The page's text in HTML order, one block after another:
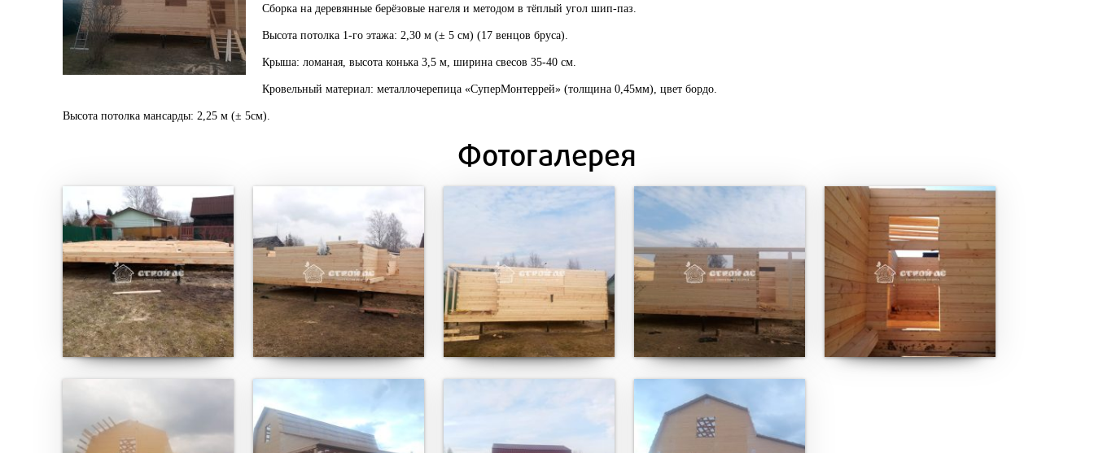
Сборка на деревянные берёзовые нагеля и методом в тёплый угол шип-паз.
Высота потолка 1-го этажа: 2,30 м (± 5 см) (17 венцов бруса).
Крыша: ломаная, высота конька 3,5 м, ширина свесов 35-40 см.
Кровельный материал: металлочерепица «СуперМонтеррей» (толщина 0,45мм), цвет бордо.
Высота потолка мансарды: 2,25 м (± 5см).
Фотогалерея